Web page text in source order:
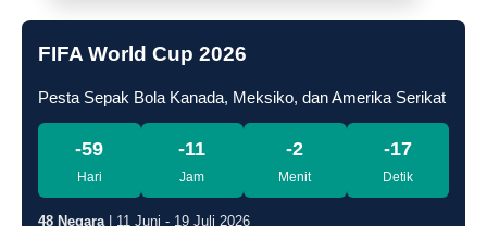
FIFA World Cup 2026
Pesta Sepak Bola Kanada, Meksiko, dan Amerika Serikat
-59
Hari
-11
Jam
-2
Menit
-18
Detik
48 Negara| 11 Juni - 19 Juli 2026